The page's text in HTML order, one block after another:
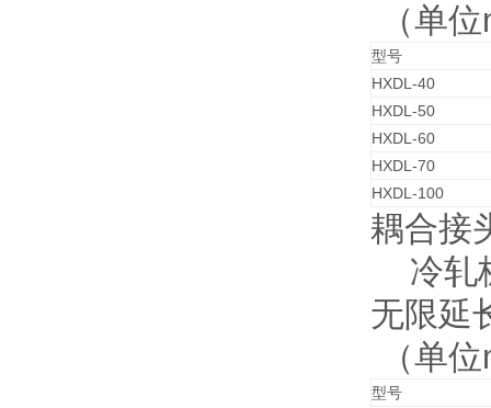
（单
型号
HXDL-40
HXDL-50
HXDL-60
HXDL-70
HXDL-100
耦合接
冷轧
无限延
（单
型号